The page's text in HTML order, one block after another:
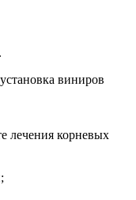
виниров
лечения корневых